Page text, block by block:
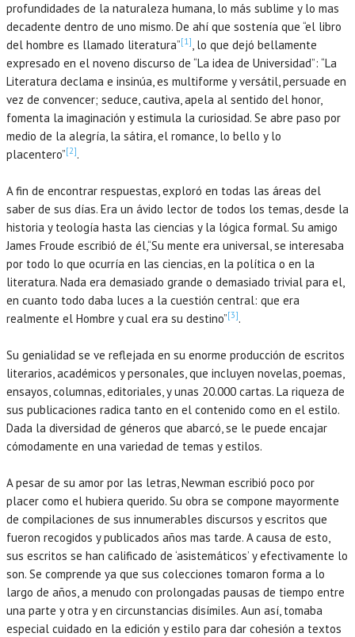
profundidades de la naturaleza humana, lo más sublime y lo mas
decadente dentro de uno mismo. De ahí que sostenía que “el libro
del hombre es llamado literatura”[1], lo que dejó bellamente
expresado en el noveno discurso de “La idea de Universidad”: “La
Literatura declama e insinúa, es multiforme y versátil, persuade en
vez de convencer; seduce, cautiva, apela al sentido del honor,
fomenta la imaginación y estimula la curiosidad. Se abre paso por
medio de la alegría, la sátira, el romance, lo bello y lo
placentero”[2].
A fin de encontrar respuestas, exploró en todas las áreas del
saber de sus días. Era un ávido lector de todos los temas, desde la
historia y teología hasta las ciencias y la lógica formal. Su amigo
James Froude escribió de él,“Su mente era universal, se interesaba
por todo lo que ocurría en las ciencias, en la política o en la
literatura. Nada era demasiado grande o demasiado trivial para el,
en cuanto todo daba luces a la cuestión central: que era
realmente el Hombre y cual era su destino”[3].
Su genialidad se ve reflejada en su enorme producción de escritos
literarios, académicos y personales, que incluyen novelas, poemas,
ensayos, columnas, editoriales, y unas 20.000 cartas. La riqueza de
sus publicaciones radica tanto en el contenido como en el estilo.
Dada la diversidad de géneros que abarcó, se le puede encajar
cómodamente en una variedad de temas y estilos.
A pesar de su amor por las letras, Newman escribió poco por
placer como el hubiera querido. Su obra se compone mayormente
de compilaciones de sus innumerables discursos y escritos que
fueron recogidos y publicados años mas tarde. A causa de esto,
sus escritos se han calificado de ‘asistemáticos’ y efectivamente lo
son. Se comprende ya que sus colecciones tomaron forma a lo
largo de años, a menudo con prolongadas pausas de tiempo entre
una parte y otra y en circunstancias disímiles. Aun así, tomaba
especial cuidado en la edición y estilo para dar cohesión a textos